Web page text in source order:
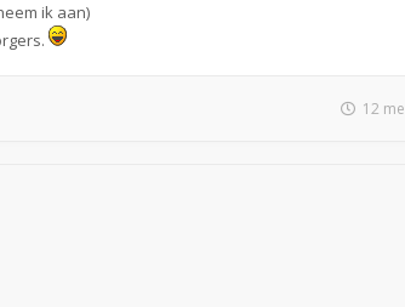
ik aan)
12